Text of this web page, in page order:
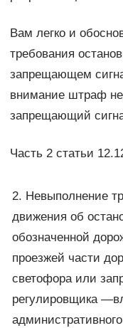
Вам легко и
требования
запрещающем
внимание штраф
запрещающий
Часть 2 статьи
2. Невыполнение
движения об
обозначенной
проезжей части
светофора или
регулировщика